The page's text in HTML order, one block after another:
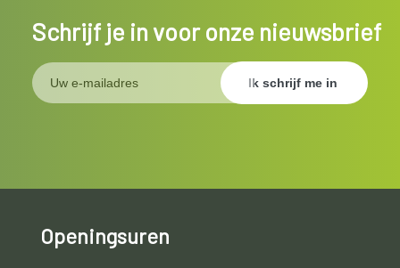
Schrijf je in voor onze nieuwsbrief
Openingsuren